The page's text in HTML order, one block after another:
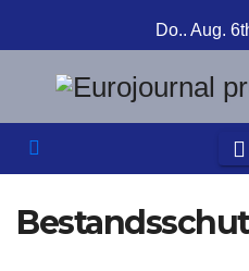
Inhalt
springen
Do.. Aug.